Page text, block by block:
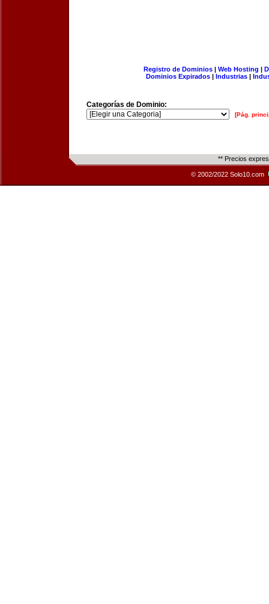
Registro de Dominios| Web Hosting |
Dominios Expirados | Industrias |
Categorías de Dominio:
[Pág.
** Precios
© 2002/2022 Solo10.com